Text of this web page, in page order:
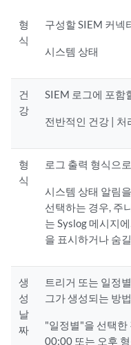
형
식
구성할 SIEM 커넥
시스템 상태
건
강
SIEM 로그에 포함
전반적인 건강 | 처
형
식
로그 출력 형식으
시스템 상태 알림
선택하는 경우, 주
는 Syslog 메시지
을 표시하거나 숨
생
성
날
짜
트리거 또는 일정
그가 생성되는 방
"일정별"을 선택한
00:00 또는 오후